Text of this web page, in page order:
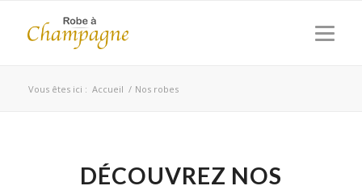
Vous êtes ici : Accueil / Nos robes
DÉCOUVREZ NOS